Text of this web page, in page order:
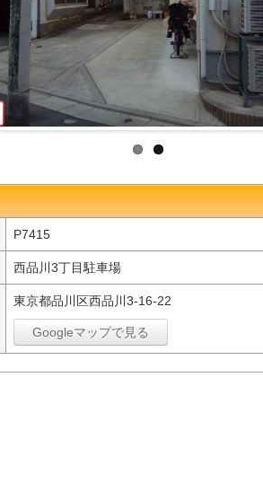
P7415
西品川3丁目駐車場
東京都品川区西品川3-16-22
Googleマップで見る